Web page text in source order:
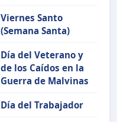
Viernes Santo
(Semana Santa)
Día del Veterano y
de los Caídos en la
Guerra de Malvinas
Día del Trabajador